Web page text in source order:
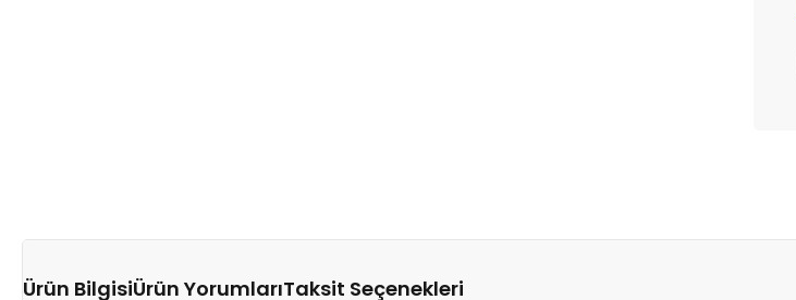
Ürün BilgisiÜrün YorumlarıTaksit Seçenekleri